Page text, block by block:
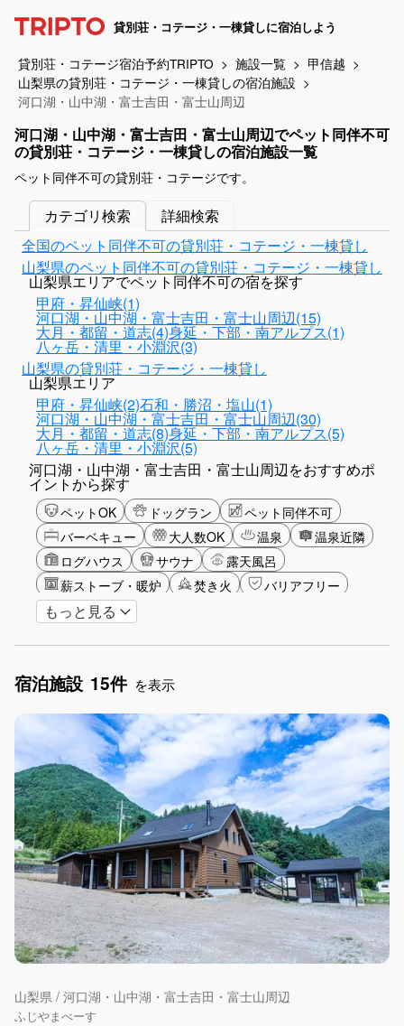
貸別荘・コテージ・一棟貸しに宿泊しよう
貸別荘・コテージ宿泊予約TRIPTO 施設一覧
甲信越
山梨県の貸別荘・コテージ・一棟貸しの宿泊施設
河口湖・山中湖・富士吉田・富士山周辺
河口湖・山中湖・富士吉田・富士山周辺でペット同伴不可
の貸別荘・コテージ・一棟貸しの宿泊施設一覧
ペット同伴不可の貸別荘・コテージです。
カテゴリ検索
詳細検索
全国のペット同伴不可の貸別荘・コテージ・一棟貸し
山梨県のペット同伴不可の貸別荘・コテージ・一棟貸し
山梨県エリアでペット同伴不可の宿を探す
甲府・昇仙峡(1)
河口湖・山中湖・富士吉田・富士山周辺(15)
大月・都留・道志(4)身延・下部・南アルプス(1)
八ヶ岳・清里・小淵沢(3)
山梨県の貸別荘・コテージ・一棟貸し
山梨県エリア
甲府・昇仙峡(2)石和・勝沼・塩山(1)
河口湖・山中湖・富士吉田・富士山周辺(30)
大月・都留・道志(8)身延・下部・南アルプス(5)
八ヶ岳・清里・小淵沢(5)
河口湖・山中湖・富士吉田・富士山周辺をおすすめポ
イントから探す
ペットOK ドッグラン
ペット同伴不可
バーベキュー
大人数OK 温泉
温泉近隣
ログハウス
サウナ
露天風呂
薪ストーブ・暖炉
焚き火
バリアフリー
カップル
グランピング
グリーンツーリズム
アメニティ
もっと見る
宿泊施設 15件 を表示
山梨県 / 河口湖・山中湖・富士吉田・富士山周辺
ふじやまべーす